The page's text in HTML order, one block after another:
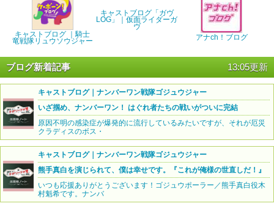
キャストブログ ｜騎士
竜戦隊リュウソウジャー
キャストブログ「ガヴ
LOG」｜仮面ライダーガ
ヴ
アナch！ブログ
ブログ新着記事 13:05更新
キャストブログ｜ナンバーワン戦隊ゴジュウジャー
いざ掴め、ナンバーワン！ はぐれ者たちの戦いがついに完結
原因不明の感染症が爆発的に流行しているみたいですが、それが厄災
クラディスのボス・
キャストブログ｜ナンバーワン戦隊ゴジュウジャー
熊手真白を演じられて、僕は幸せです。『これが俺様の世直しだ！』
いつも応援ありがとうございます！ゴジュウポーラー／熊手真白役木
村魁希です。ナンバ